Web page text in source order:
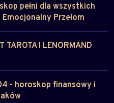
pełni dla wszystkich
Przełom
TAROTA I LENORMAND
- horoskop finansowy i